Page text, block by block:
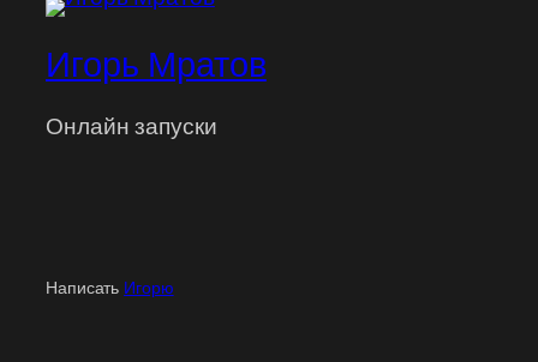
Игорь Мратов
Онлайн запуски
Написать Игорю